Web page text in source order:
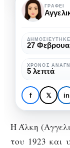
ΒΙΒΛΊΟ
Ζέη:
έτος
Άλκης
Ζέη:
100
χρόνια
από
τη
της
ΓΡΆΦΕΙ
ΔΗΜΟΣΙΕΎΤΗΚΕ
27
ΧΡΌΝΟΣ
5 λεπτά
f 𝕏 in
Η Άλκη
του 1923 και